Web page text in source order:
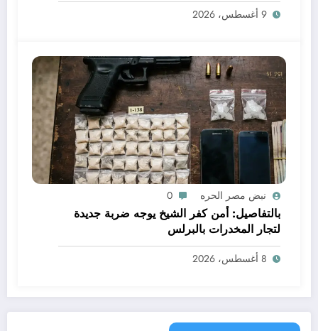
9 أغسطس، 2026
نبض مصر الحره 0
بالتفاصيل: أمن كفر الشيخ يوجه ضربة جديدة
لتجار المخدرات بالبرلس
8 أغسطس، 2026